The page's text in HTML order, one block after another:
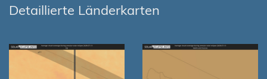
Detaillierte Länderkarten